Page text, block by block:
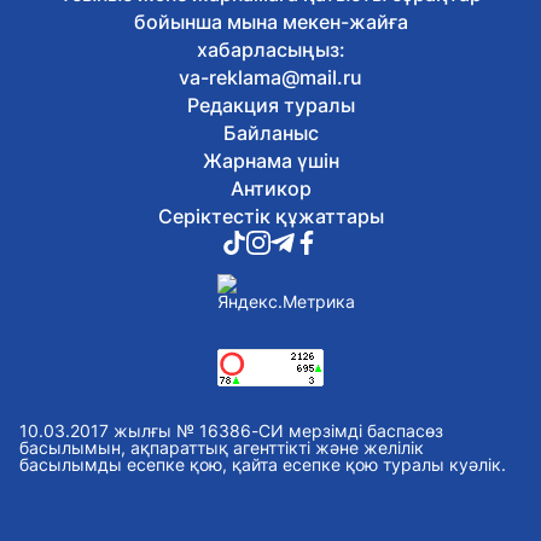
Жалақыдан ұсталған алиментті
аудармаған жұмыс беруші жауапқа
тартылды
Бүгін, 16:26
Балаларды интернет-алаяқтардан
қалай қорғауға болады
Бүгін, 16:14
Отандық өндірушілермен жеңіл
өнеркәсіпті дамыту мәселелері
талқыланды
Бүгін, 16:02
Астанада Абай күніне орай
тоғызқұмалақтан алғашқы қалалық
Бүгін, 15:51
Сауран қалашығында реставрация
Бүгін, 15:37
Оралда «Халық Қаһарманы» Иван
Гапичпен қоштасты
бойынша мына мекен-жайға
хабарласыңыз:
va-reklama@mail.ru
Редакция туралы
Байланыс
Жарнама үшін
Антикор
Серіктестік құжаттары
10.03.2017 жылғы № 16386-СИ мерзімді баспасөз
басылымын, ақпараттық агенттікті және желілік
басылымды есепке қою, қайта есепке қою туралы куәлік.